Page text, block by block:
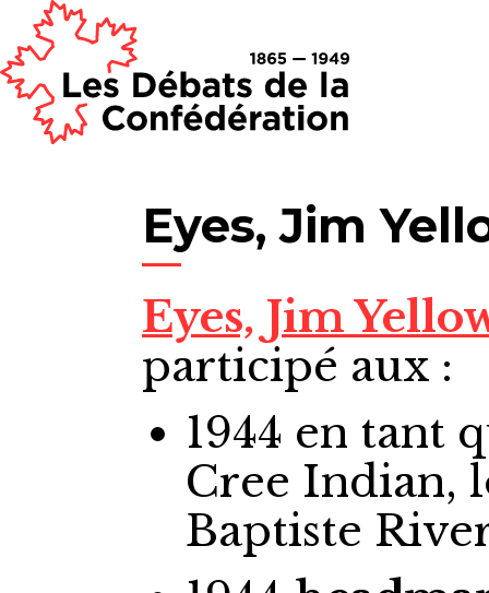
Eyes, Jim
Eyes, Jim
participé aux :
1944 en tant
Cree Indian,
Baptiste